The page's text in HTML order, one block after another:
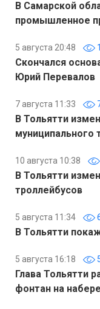
В Самарской
промышленное
5 августа 20:48
Скончался
Юрий Перевалов
7 августа 11:33
В Тольятти
муниципального
10 августа 10:38
В Тольятти
троллейбусов
5 августа 11:34
В Тольятти
5 августа 16:18
Глава Тольятти
фонтан на